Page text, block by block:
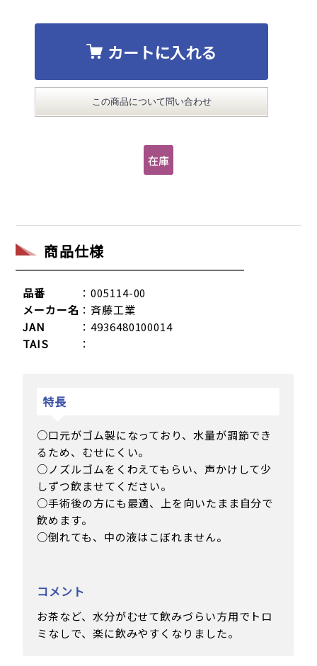
カートに入れる
この商品について問い合わせ
商品仕様
品番
：005114-00
メーカー名 ：斉藤工業
JAN
：4936480100014
TAIS
：
特長
○口元がゴム製になっており、水量が調節でき
るため、むせにくい。
○ノズルゴムをくわえてもらい、声かけして少
しずつ飲ませてください。
○手術後の方にも最適、上を向いたまま自分で
飲めます。
○倒れても、中の液はこぼれません。
コメント
お茶など、水分がむせて飲みづらい方用でトロ
ミなしで、楽に飲みやすくなりました。